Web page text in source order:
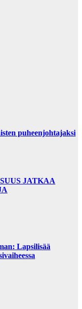
puheenjohtajaksi
JATKAA
Lapsilisää